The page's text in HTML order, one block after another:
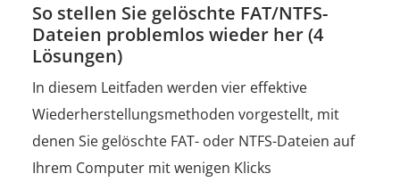
So stellen Sie gelöschte FAT/NTFS-
Dateien problemlos wieder her (4
Lösungen)
In diesem Leitfaden werden vier effektive
Wiederherstellungsmethoden vorgestellt, mit
denen Sie gelöschte FAT- oder NTFS-Dateien auf
Ihrem Computer mit wenigen Klicks